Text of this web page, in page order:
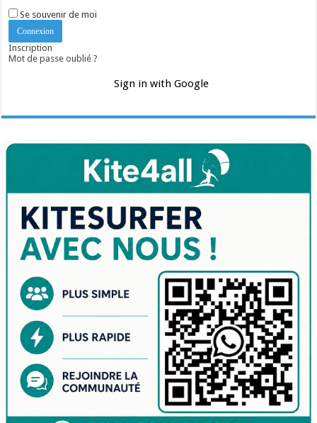
Se souvenir de moi
Inscription
Mot de passe oublié ?
Sign in with Google